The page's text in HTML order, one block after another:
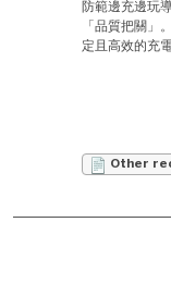
防範邊充邊玩
「品質把關」
定且高效的充
Other